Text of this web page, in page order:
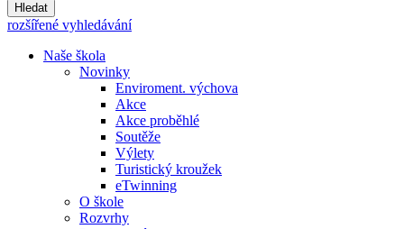
Hledat
rozšířené vyhledávání
Naše škola
Novinky
Enviroment. výchova
Akce
Akce proběhlé
Soutěže
Výlety
Turistický kroužek
eTwinning
O škole
Rozvrhy